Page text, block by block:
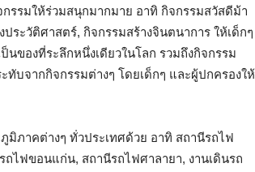
รรมให้ร่วมสนุกมากมาย อาทิ กิจกรรมสวัสดีม้า
ระวัติศาสตร์, กิจกรรมสร้างจินตนาการ ให้เด็กๆ
นของที่ระลึกหนึ่งเดียวในโลก รวมถึงกิจกรรม
ทับจากกิจกรรมต่างๆ โดยเด็กๆ และผู้ปกครองให้
ภาคต่างๆ ทั่วประเทศด้วย อาทิ สถานีรถไฟ
ไฟขอนแก่น, สถานีรถไฟศาลายา, งานเดินรถ